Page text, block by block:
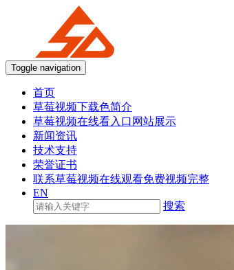
Toggle navigation
首页
草莓视频下载色简介
草莓视频在线看入口网站展示
新闻资讯
技术支持
荣誉证书
联系草莓视频在线观看免费视频完整
EN
搜索